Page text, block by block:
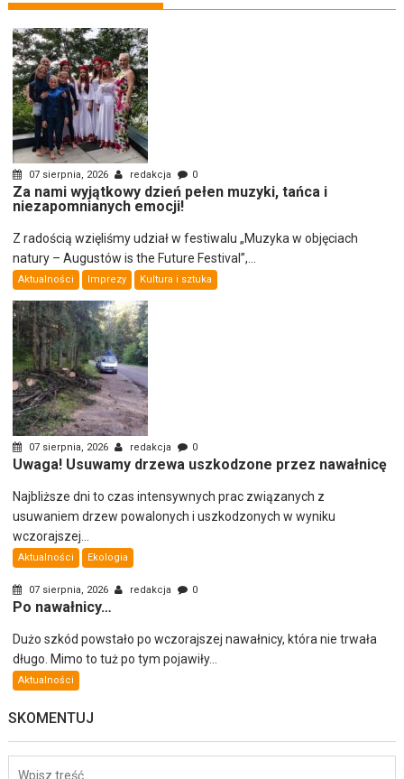
07 sierpnia, 2026 redakcja 0
Za nami wyjątkowy dzień pełen muzyki, tańca i
niezapomnianych emocji!
Z radością wzięliśmy udział w festiwalu „Muzyka w objęciach
natury – Augustów is the Future Festival”,...
Aktualności Imprezy Kultura i sztuka
07 sierpnia, 2026 redakcja 0
Uwaga! Usuwamy drzewa uszkodzone przez nawałnicę
Najbliższe dni to czas intensywnych prac związanych z
usuwaniem drzew powalonych i uszkodzonych w wyniku
wczorajszej...
Aktualności Ekologia
07 sierpnia, 2026 redakcja 0
Po nawałnicy…
Dużo szkód powstało po wczorajszej nawałnicy, która nie trwała
długo. Mimo to tuż po tym pojawiły...
Aktualności
SKOMENTUJ